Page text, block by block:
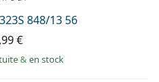
848/13 56
€
& en stock